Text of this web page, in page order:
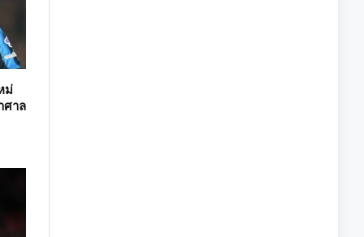
ม่
ศาล